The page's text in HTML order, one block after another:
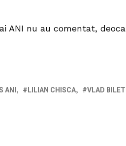
ANI nu au comentat,
ANI LILIAN CHISCA VLAD